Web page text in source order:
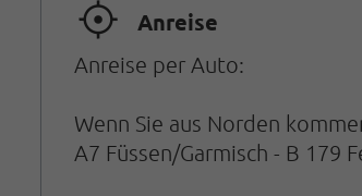
🞞 Anreise
Anreise per Auto:
Wenn Sie aus Norden
A7 Füssen/Garmisch - B 179